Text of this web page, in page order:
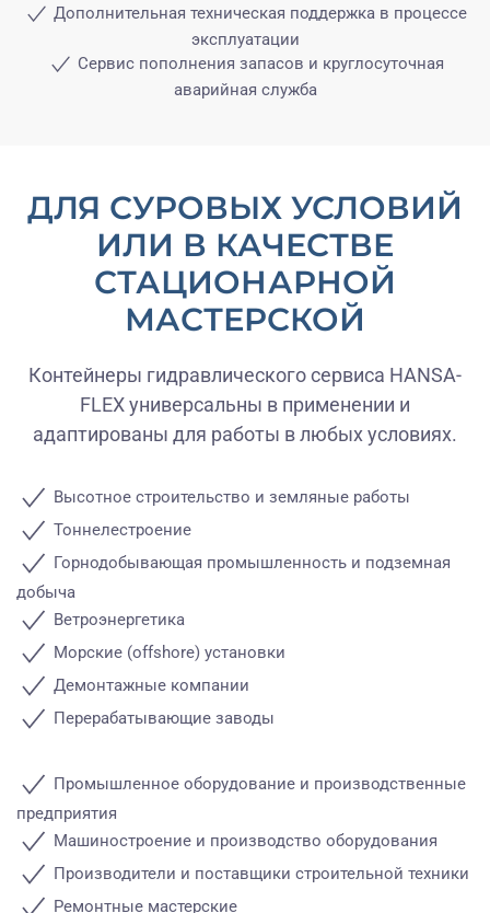
Дополнительная техническая поддержка в процессе
эксплуатации
Сервис пополнения запасов и круглосуточная
аварийная служба
ДЛЯ СУРОВЫХ УСЛОВИЙ
ИЛИ В КАЧЕСТВЕ
СТАЦИОНАРНОЙ
МАСТЕРСКОЙ
Контейнеры гидравлического сервиса HANSA-
FLEX универсальны в применении и
адаптированы для работы в любых условиях.
Высотное строительство и земляные работы
Тоннелестроение
Горнодобывающая промышленность и подземная
добыча
Ветроэнергетика
Морские (offshore) установки
Демонтажные компании
Перерабатывающие заводы
Промышленное оборудование и производственные
предприятия
Машиностроение и производство оборудования
Производители и поставщики строительной техники
Ремонтные мастерские